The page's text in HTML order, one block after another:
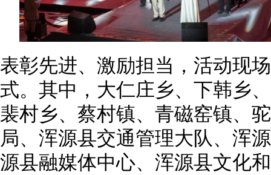
表彰先进、激励担当，活动现
式。其中，大仁庄乡、下韩乡
裴村乡、蔡村镇、青磁窑镇、
局、浑源县交通管理大队、浑
源县融媒体中心、浑源县文化